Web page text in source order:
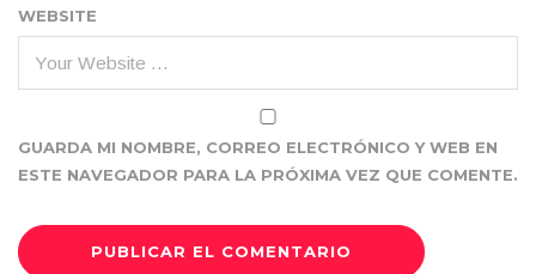
WEBSITE
GUARDA MI NOMBRE, CORREO ELECTRÓNICO Y WEB EN
ESTE NAVEGADOR PARA LA PRÓXIMA VEZ QUE COMENTE.